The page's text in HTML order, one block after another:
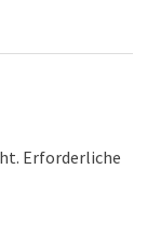
Erforderliche